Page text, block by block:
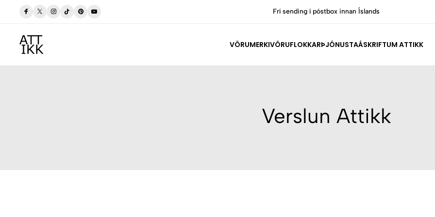
Verslaðu merkjavöru á afslætti Frí sending í póstbox innan Íslands
VÖRUMERKIVÖRUFLOKKARÞJÓNUSTAÁSKRIFTUM ATTIKK
Verslun Attikk